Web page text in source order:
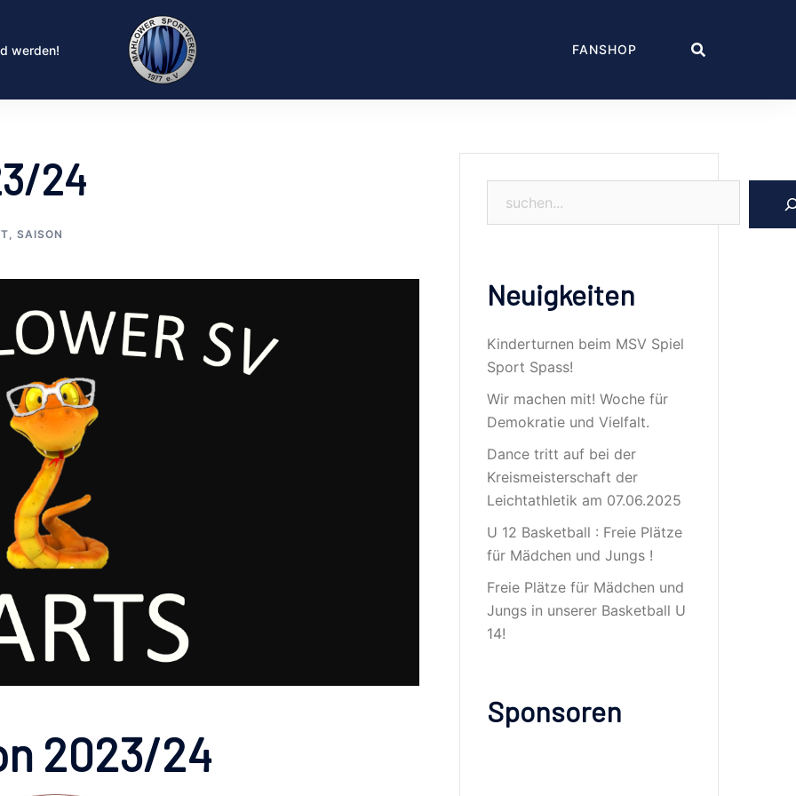
werden! FANSHOP
24
, SAISON
2023/24
Neuigkeiten
Kinderturnen beim MSV Spiel
Sport Spass!
Wir machen mit! Woche für
Demokratie und Vielfalt.
Dance tritt auf bei der
Kreismeisterschaft der
Leichtathletik am 07.06.2025
U 12 Basketball : Freie Plätze
für Mädchen und Jungs !
Freie Plätze für Mädchen und
Jungs in unserer Basketball U
14!
Sponsoren